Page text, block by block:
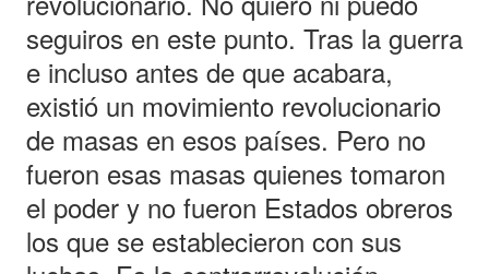
seguiros en este punto. Tras la guerra
e incluso antes de que acabara,
existió un movimiento revolucionario
de masas en esos países. Pero no
fueron esas masas quienes tomaron
el poder y no fueron Estados obreros
los que se establecieron con sus